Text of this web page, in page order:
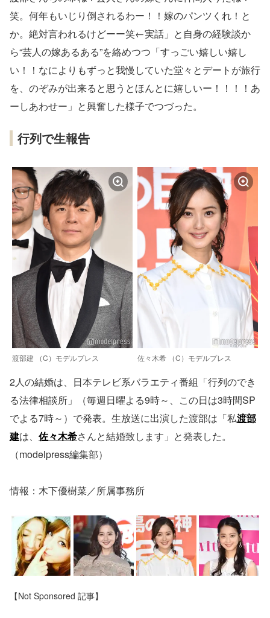
笑。何年もいじり倒されるわー！！嫁のパンツくれ！と
か。絶対言われるけどーー笑←実話」と自身の経験談か
ら“芸人の嫁あるある”を絡めつつ「すっごい嬉しい嬉し
い！！なによりもずっと我慢していた堂々とデートが旅行
を、のぞみが出来ると思うとほんとに嬉しいー！！！！あ
ーしあわせー」と興奮した様子でつづった。
行列で生報告
渡部建 （C）モデルプレス 佐々木希 （C）モデルプレス
2人の結婚は、日本テレビ系バラエティ番組「行列のでき
る法律相談所」（毎週日曜よる9時～、この日は3時間SP
でよる7時～）で発表。生放送に出演した渡部は「私渡部
建は、 佐々木希さんと結婚致します」と発表した。
（modelpress編集部）
情報：木下優樹菜／所属事務所
【Not Sponsored 記事】